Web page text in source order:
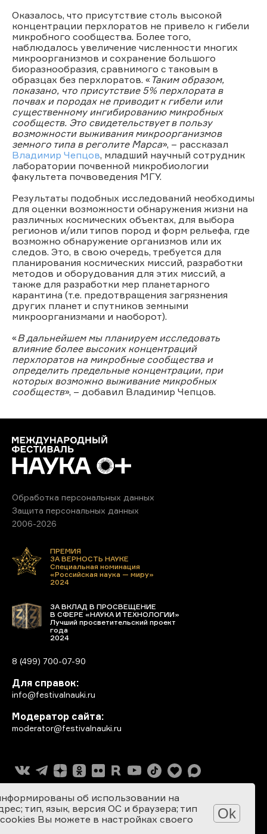
Оказалось, что присутствие столь высокой
концентрации перхлоратов не привело к гибели
микробного сообщества. Более того,
наблюдалось увеличение численности многих
микроорганизмов и сохранение большого
биоразнообразия, сравнимого с таковым в
образцах без перхлоратов. « Таким образом,
показано, что присутствие 5% перхлората в
почвах и породах не приводит к гибели или
существенному ингибированию микробных
сообществ. Это свидетельствует в пользу
возможности выживания микроорганизмов
земного типа в реголите Марса», – рассказал
Владимир Чепцов, младший научный сотрудник
лаборатории почвенной микробиологии
факультета почвоведения МГУ.
Результаты подобных исследований необходимы
для оценки возможности обнаружения жизни на
различных космических объектах, для выбора
регионов и/или типов пород и форм рельефа, где
возможно обнаружение организмов или их
следов. Это, в свою очередь, требуется для
планирования космических миссий, разработки
методов и оборудования для этих миссий, а
также для разработки мер планетарного
карантина (т.е. предотвращения загрязнения
других планет и спутников земными
микроорганизмами и наоборот).
«В дальнейшем мы планируем исследовать
влияние более высоких концентраций
перхлоратов на микробные сообщества и
определить предельные концентрации, при
которых возможно выживание микробных
сообществ», – добавил Владимир Чепцов.
Обработка персональных данных
Защита персональных данных
2006-2026
ПРЕМИЯ
ЗА ВЕРНОСТЬ НАУКЕ
Специальная номинация
«Российская наука — миру»
2024
ЗА ВКЛАД В ПРОСВЕЩЕНИЕ
В СФЕРЕ «НАУКА И ТЕХНОЛОГИИ»
Лучший просветительский проект
года
2024
8 (499) 700-07-90
Для справок:
info@festivalnauki.ru
Модератор сайта:
moderator@festivalnauki.ru
об использовании на
тип, язык, версия ОС и браузера; тип
Вы можете в настройках своего
Ok